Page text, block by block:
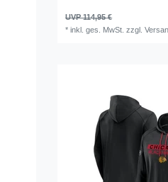
UVP 114,95 €
*inkl. ges. MwSt. zzgl.